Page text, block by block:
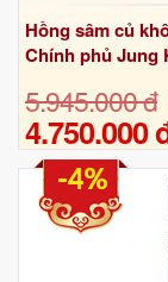
Hồng sâm củ
Chính phủ Jung
5.945.000 đ
4.750.000
-4%